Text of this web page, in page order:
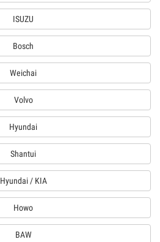
ISUZU
Bosch
Weichai
Volvo
Hyundai
Shantui
Hyundai / KIA
Howo
BAW